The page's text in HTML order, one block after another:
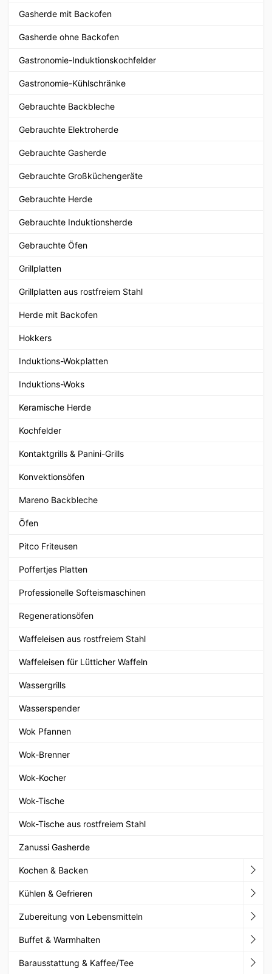
Gasherde mit Backofen
Gasherde ohne Backofen
Gastronomie-Induktionskochfelder
Gastronomie-Kühlschränke
Gebrauchte Backbleche
Gebrauchte Elektroherde
Gebrauchte Gasherde
Gebrauchte Großküchengeräte
Gebrauchte Herde
Gebrauchte Induktionsherde
Gebrauchte Öfen
Grillplatten
Grillplatten aus rostfreiem Stahl
Herde mit Backofen
Hokkers
Induktions-Wokplatten
Induktions-Woks
Keramische Herde
Kochfelder
Kontaktgrills & Panini-Grills
Konvektionsöfen
Mareno Backbleche
Öfen
Pitco Friteusen
Poffertjes Platten
Professionelle Softeismaschinen
Regenerationsöfen
Waffeleisen aus rostfreiem Stahl
Waffeleisen für Lütticher Waffeln
Wassergrills
Wasserspender
Wok Pfannen
Wok-Brenner
Wok-Kocher
Wok-Tische
Wok-Tische aus rostfreiem Stahl
Zanussi Gasherde
Kochen & Backen
Kühlen & Gefrieren
Zubereitung von Lebensmitteln
Buffet & Warmhalten
Barausstattung & Kaffee/Tee